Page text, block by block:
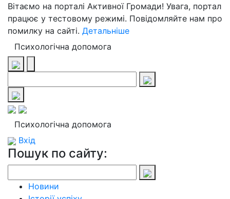
Вітаємо на порталі Активної Громади! Увага, портал
працює у тестовому режимі. Повідомляйте нам про
помилку на сайті. Детальніше
Психологічна допомога
Психологічна допомога
Вхід
Пошук по сайту:
Новини